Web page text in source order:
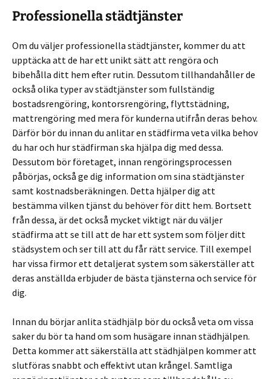
Professionella städtjänster
Om du väljer professionella städtjänster, kommer du att
upptäcka att de har ett unikt sätt att rengöra och
bibehålla ditt hem efter rutin. Dessutom tillhandahåller de
också olika typer av städtjänster som fullständig
bostadsrengöring, kontorsrengöring, flyttstädning,
mattrengöring med mera för kunderna utifrån deras behov.
Därför bör du innan du anlitar en städfirma veta vilka behov
du har och hur städfirman ska hjälpa dig med dessa.
Dessutom bör företaget, innan rengöringsprocessen
påbörjas, också ge dig information om sina städtjänster
samt kostnadsberäkningen. Detta hjälper dig att
bestämma vilken tjänst du behöver för ditt hem. Bortsett
från dessa, är det också mycket viktigt när du väljer
städfirma att se till att de har ett system som följer ditt
städsystem och ser till att du får rätt service. Till exempel
har vissa firmor ett detaljerat system som säkerställer att
deras anställda erbjuder de bästa tjänsterna och service för
dig.
Innan du börjar anlita städhjälp bör du också veta om vissa
saker du bör ta hand om som husägare innan städhjälpen.
Detta kommer att säkerställa att städhjälpen kommer att
slutföras snabbt och effektivt utan krångel. Samtliga